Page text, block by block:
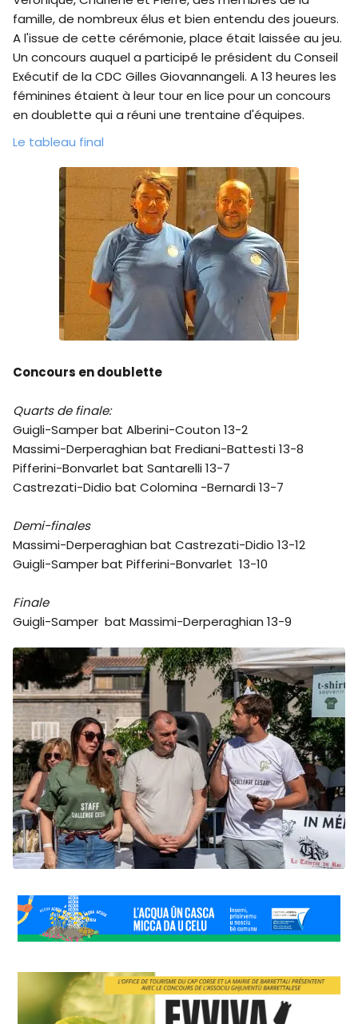
famille, de nombreux élus et bien entendu des joueurs.
A l'issue de cette cérémonie, place était laissée au jeu.
Un concours auquel a participé le président du Conseil
Exécutif de la CDC Gilles Giovannangeli. A 13 heures les
féminines étaient à leur tour en lice pour un concours
en doublette qui a réuni une trentaine d'équipes.
Le tableau final
Concours en doublette
Quarts de finale:
Guigli-Samper bat Alberini-Couton 13-2
Massimi-Derperaghian bat Frediani-Battesti 13-8
Pifferini-Bonvarlet bat Santarelli 13-7
Castrezati-Didio bat Colomina -Bernardi 13-7
Demi-finales
Massimi-Derperaghian bat Castrezati-Didio 13-12
Guigli-Samper bat Pifferini-Bonvarlet 13-10
Finale
Guigli-Samper bat Massimi-Derperaghian 13-9